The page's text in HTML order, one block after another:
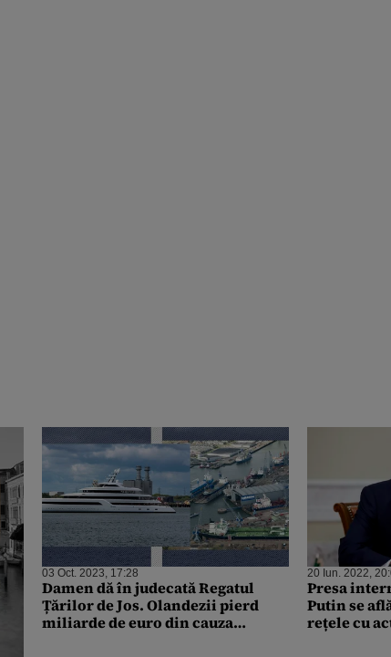
03 Oct. 2023, 17:28
Damen dă în judecată Regatul
Țărilor de Jos. Olandezii pierd
miliarde de euro din cauza
20 Iun. 2022,
Presa
Putin se
rețele cu